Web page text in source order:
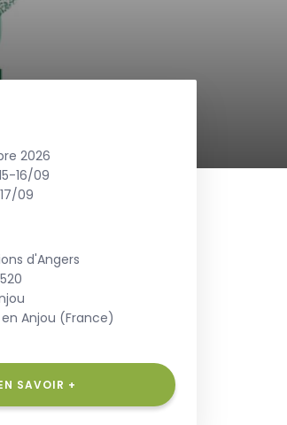
2026
16/09
09
d'Angers
Anjou (France)
SAVOIR +